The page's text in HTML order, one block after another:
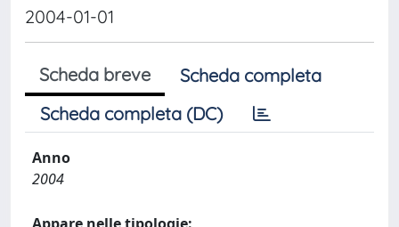
2004-01-01
Scheda breve
Scheda completa
Scheda completa (DC)
Anno
2004